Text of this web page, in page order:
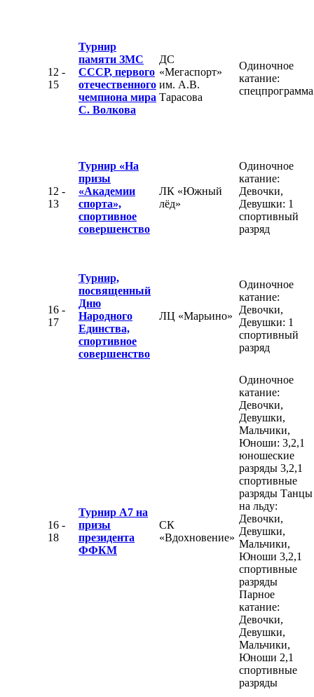
12 -
15
Турнир
памяти ЗМС
СССР, первого
отечественного
чемпиона мира
С. Волкова
ДС
«Мегаспорт»
им. А.В.
Тарасова
Одиночное
катание:
спецпрограмма
12 -
13
Турнир «На
призы
«Академии
спорта»,
спортивное
совершенство
ЛК «Южный
лёд»
Одиночное
катание:
Девочки,
Девушки: 1
спортивный
разряд
16 -
17
Турнир,
посвященный
Дню
Народного
Единства,
спортивное
совершенство
ЛЦ «Марьино»
Одиночное
катание:
Девочки,
Девушки: 1
спортивный
разряд
16 -
18
Турнир А7 на
призы
президента
ФФКМ
СК
«Вдохновение»
Одиночное
катание:
Девочки,
Девушки,
Мальчики,
Юноши: 3,2,1
юношеские
разряды 3,2,1
спортивные
разряды Танцы
на льду:
Девочки,
Девушки,
Мальчики,
Юноши 3,2,1
спортивные
разряды
Парное
катание:
Девочки,
Девушки,
Мальчики,
Юноши 2,1
спортивные
разряды